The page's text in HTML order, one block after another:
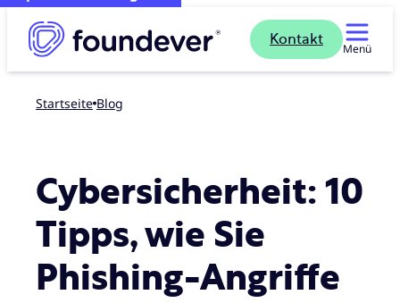
Kontakt
Menü
Startseite blog
Cybersicherheit: 10
Tipps, wie Sie
Phishing-Angriffe